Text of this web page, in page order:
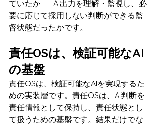
ていたか——AI出力を理解・監視し、必
要に応じて採用しない判断ができる監
督状態だったかです。
責任OSは、検証可能なAI
の基盤
責任OSは、検証可能なAIを実現するた
めの実装層です。責任OSは、AI判断を
責任情報として保持し、責任状態とし
て扱うための基盤です。結果だけでな